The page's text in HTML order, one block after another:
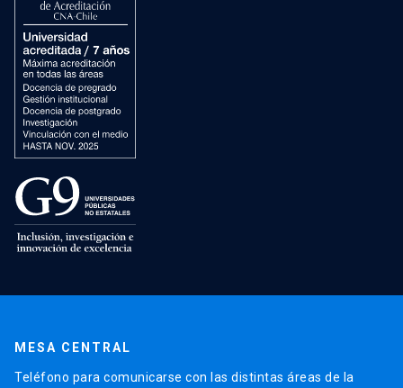
MESA CENTRAL
Teléfono para comunicarse con las distintas áreas de la